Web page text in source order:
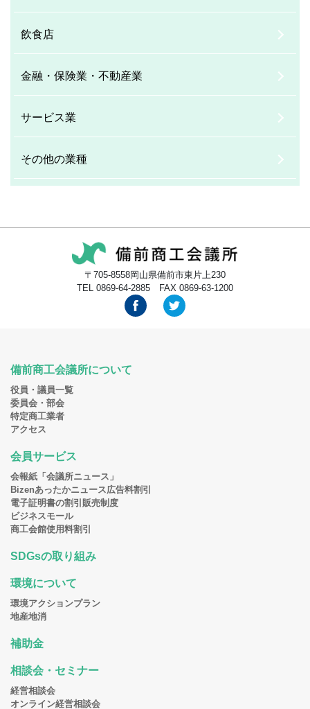
飲食店
金融・保険業・不動産業
サービス業
その他の業種
〒705-8558岡山県備前市東片上230
TEL 0869-64-2885 FAX 0869-63-1200
備前商工会議所について
役員・議員一覧
委員会・部会
特定商工業者
アクセス
会員サービス
会報紙「会議所ニュース」
Bizenあったかニュース広告料割引
電子証明書の割引販売制度
ビジネスモール
商工会館使用料割引
SDGsの取り組み
環境について
環境アクションプラン
地産地消
補助金
相談会・セミナー
経営相談会
オンライン経営相談会